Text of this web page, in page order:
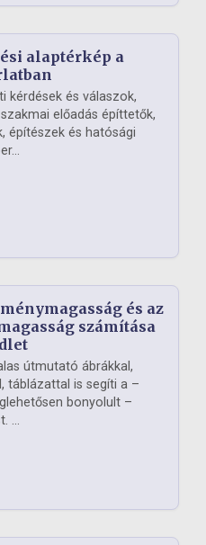
alaptérkép a
kérdések és válaszok,
előadás építtetők,
építészek és hatósági
és az
számítása
útmutató ábrákkal,
táblázattal is segíti a –
bonyolult –
...